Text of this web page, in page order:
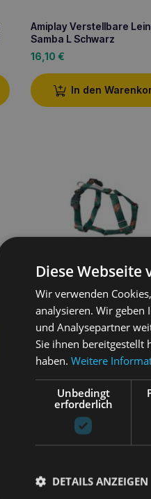
Amiplay Verstellbare
Samba L Schwarz
16,10 €
In den
Amiplay Guard
Geschirr BeHappy M
20,70€
In den
Produktbeschreibung
Guard Samba verstellbarer
Diese Webseite
Wir verwenden
analysieren. Wir geben
und Analysepartner
Sie ihnen bereitgestellt
haben. Weitere
Unbedingt
erforderlich
DETAILS ANZEIGEN